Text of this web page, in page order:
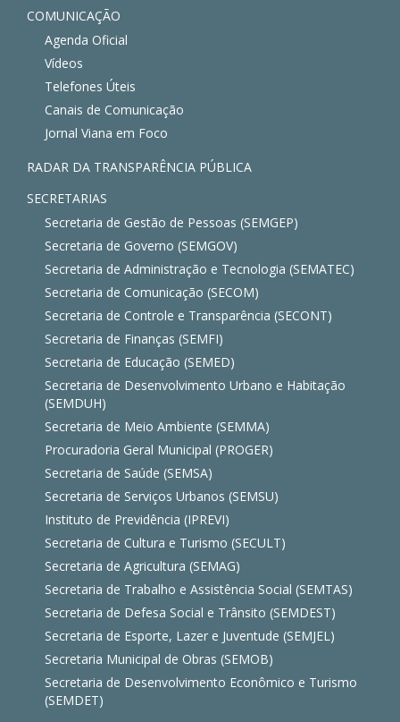
COMUNICAÇÃO
Agenda Oficial
Vídeos
Telefones Úteis
Canais de Comunicação
Jornal Viana em Foco
RADAR DA TRANSPARÊNCIA PÚBLICA
SECRETARIAS
Secretaria de Gestão de Pessoas (SEMGEP)
Secretaria de Governo (SEMGOV)
Secretaria de Administração e Tecnologia (SEMATEC)
Secretaria de Comunicação (SECOM)
Secretaria de Controle e Transparência (SECONT)
Secretaria de Finanças (SEMFI)
Secretaria de Educação (SEMED)
Secretaria de Desenvolvimento Urbano e Habitação
(SEMDUH)
Secretaria de Meio Ambiente (SEMMA)
Procuradoria Geral Municipal (PROGER)
Secretaria de Saúde (SEMSA)
Secretaria de Serviços Urbanos (SEMSU)
Instituto de Previdência (IPREVI)
Secretaria de Cultura e Turismo (SECULT)
Secretaria de Agricultura (SEMAG)
Secretaria de Trabalho e Assistência Social (SEMTAS)
Secretaria de Defesa Social e Trânsito (SEMDEST)
Secretaria de Esporte, Lazer e Juventude (SEMJEL)
Secretaria Municipal de Obras (SEMOB)
Secretaria de Desenvolvimento Econômico e Turismo
(SEMDET)